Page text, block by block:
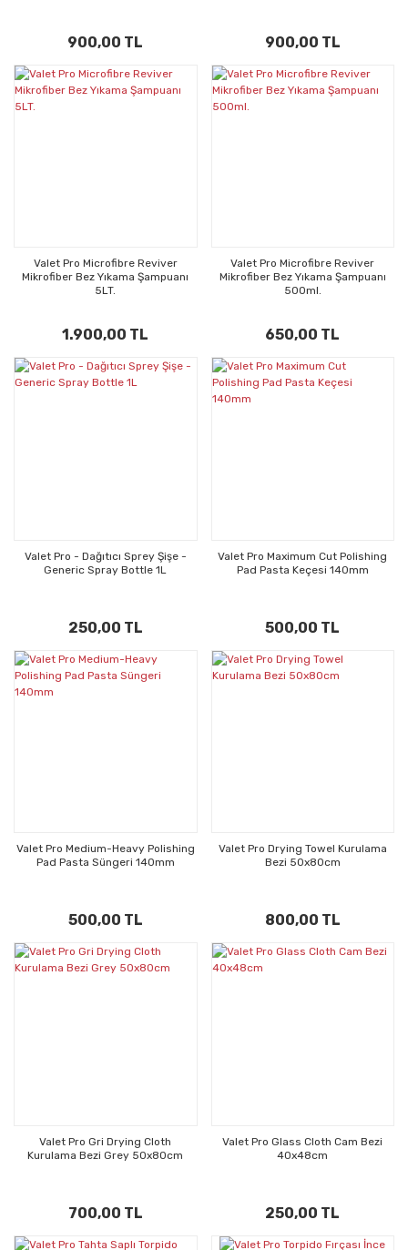
900,00 TL 900,00 TL
Valet Pro Microfibre Reviver
Mikrofiber Bez Yıkama Şampuanı
5LT.
1.900,00 TL
Valet Pro Microfibre Reviver
Mikrofiber Bez Yıkama Şampuanı
500ml.
650,00 TL
Valet Pro - Dağıtıcı Sprey Şişe -
Generic Spray Bottle 1L
250,00 TL
Valet Pro Maximum Cut Polishing
Pad Pasta Keçesi 140mm
500,00 TL
Valet Pro Medium-Heavy Polishing
Pad Pasta Süngeri 140mm
500,00 TL
Valet Pro Drying Towel Kurulama
Bezi 50x80cm
800,00 TL
Valet Pro Gri Drying Cloth
Kurulama Bezi Grey 50x80cm
700,00 TL
Valet Pro Glass Cloth Cam Bezi
40x48cm
250,00 TL